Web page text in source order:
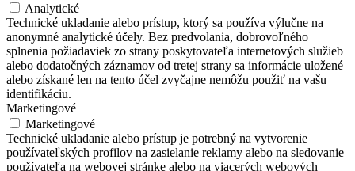
Analytické
Technické ukladanie alebo prístup, ktorý sa používa výlučne na
anonymné analytické účely. Bez predvolania, dobrovoľného
splnenia požiadaviek zo strany poskytovateľa internetových služieb
alebo dodatočných záznamov od tretej strany sa informácie uložené
alebo získané len na tento účel zvyčajne nemôžu použiť na vašu
identifikáciu.
Marketingové
Marketingové
Technické ukladanie alebo prístup je potrebný na vytvorenie
používateľských profilov na zasielanie reklamy alebo na sledovanie
používateľa na webovej stránke alebo na viacerých webových